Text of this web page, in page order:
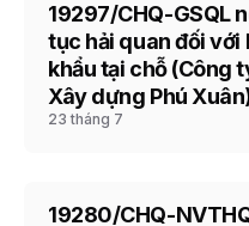
A1119297/CHQ-GSQL
tục hải quan đối với
khẩu tại chỗ (Công
Xây dựng Phú
23 tháng 7
CHQ19280/CHQ-